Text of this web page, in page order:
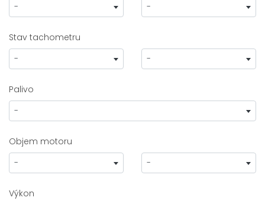
-
-
Stav tachometru
-
-
Palivo
-
Objem motoru
-
-
Výkon